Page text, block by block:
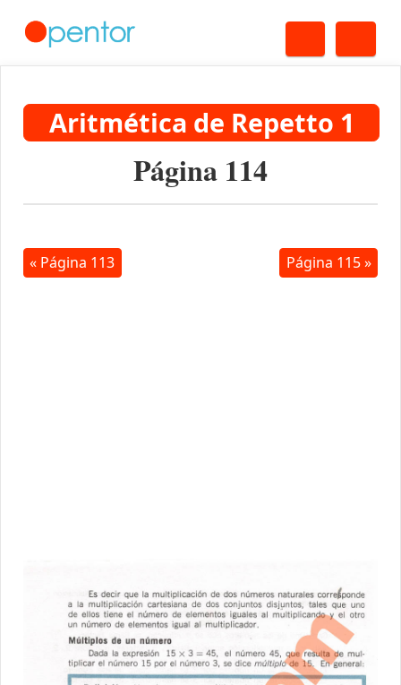
Aritmética de Repetto 1
Página 114
« Página 113 Página 115 »